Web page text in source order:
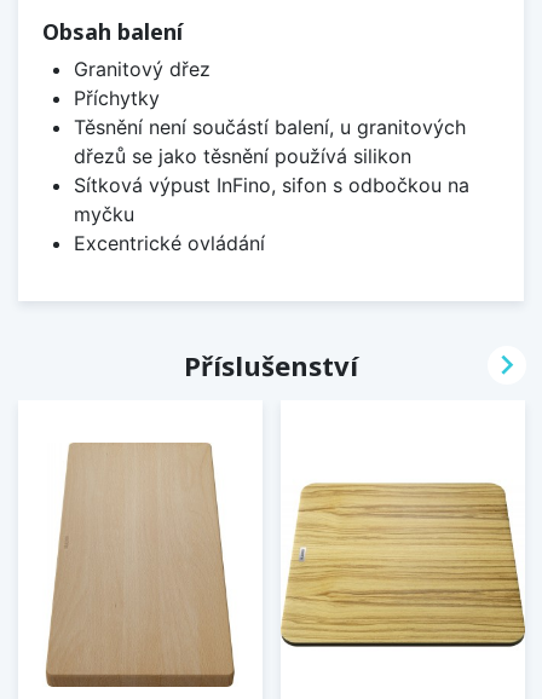
Obsah balení
Granitový dřez
Příchytky
Těsnění není součástí balení, u granitových
dřezů se jako těsnění používá silikon
Sítková výpust InFino, sifon s odbočkou na
myčku
Excentrické ovládání
Příslušenství 